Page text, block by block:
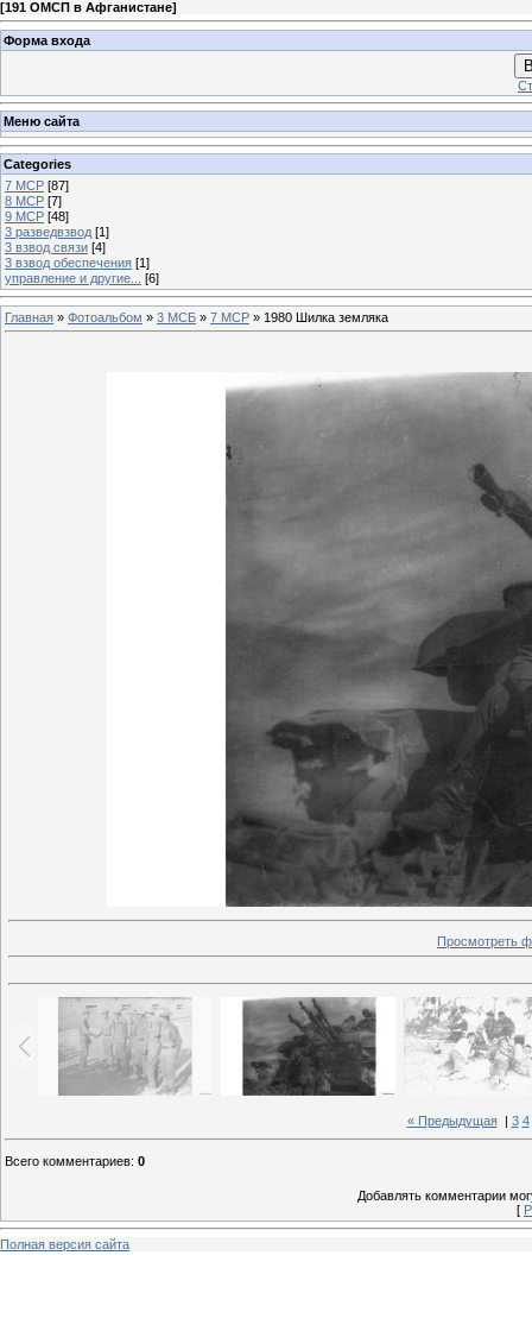
[191 ОМСП в Афганистане]
Форма входа
Меню сайта
Categories
7 МСР [87]
8 МСР [7]
9 МСР [48]
3 разведвзвод [1]
3 взвод связи [4]
3 взвод обеспечения [1]
управление и другие...
[6]
Главная » Фотоальбом » 3 МСБ » 7 МСР » 1980 Шилка земляка
Просмотреть
« Предыдущая| 3 4
Всего комментариев: 0
Добавлять комментарии
[
Полная версия сайта